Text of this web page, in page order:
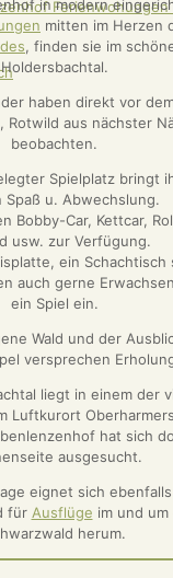
in modern
mitten im Herzen
, finden sie im
Holdersbachtal.
haben direkt vor
Rotwild aus nächster
beobachten.
Spielplatz bringt
Spaß u. Abwechslung.
Bobby-Car, Kettcar,
usw. zur Verfügung.
ein Schachtisch
auch gerne
ein Spiel ein.
Wald und der
versprechen
liegt in einem der
Luftkurort
hat sich
ausgesucht.
eignet sich ebenfalls
für Ausflüge im und um
herum.